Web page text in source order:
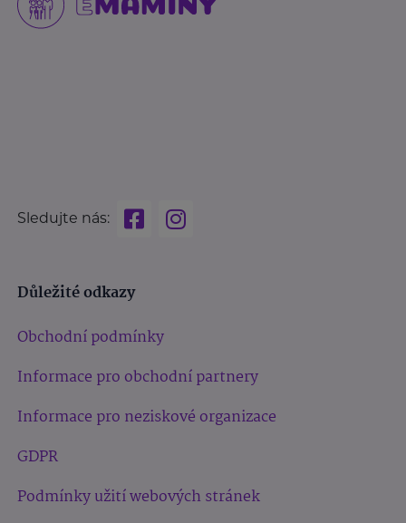
Sledujte nás:
Důležité odkazy
Obchodní podmínky
Informace pro obchodní partnery
Informace pro neziskové organizace
GDPR
Podmínky užití webových stránek